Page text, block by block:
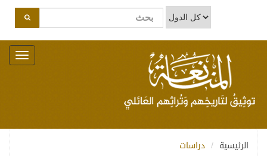
Toggle
navigation
الرئيسية
دراسات